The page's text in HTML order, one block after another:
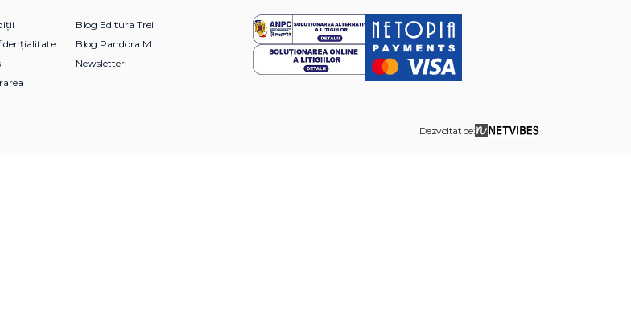
Blog Editura Trei
Blog Pandora M
Newsletter
Dezvoltat de: